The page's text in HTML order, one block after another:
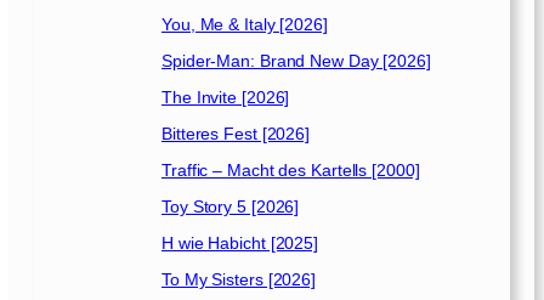
You, Me & Italy [2026]
Spider-Man: Brand New Day [2026]
The Invite [2026]
Bitteres Fest [2026]
Traffic – Macht des Kartells [2000]
Toy Story 5 [2026]
H wie Habicht [2025]
To My Sisters [2026]